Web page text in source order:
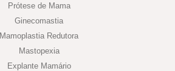
Prótese de Mama
Ginecomastia
Mamoplastia Redutora
Mastopexia
Explante Mamário